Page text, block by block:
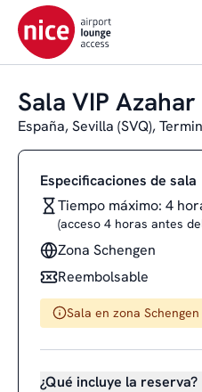
Sala VIP Azahar
España, Sevilla (SVQ),
Especificaciones de sala
Tiempo máximo: 4
(acceso 4 horas antes
Zona Schengen
Reembolsable
Sala en zona Schengen
¿Qué incluye la reserva?